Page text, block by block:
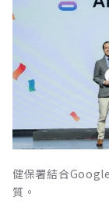
健保署結合
質。